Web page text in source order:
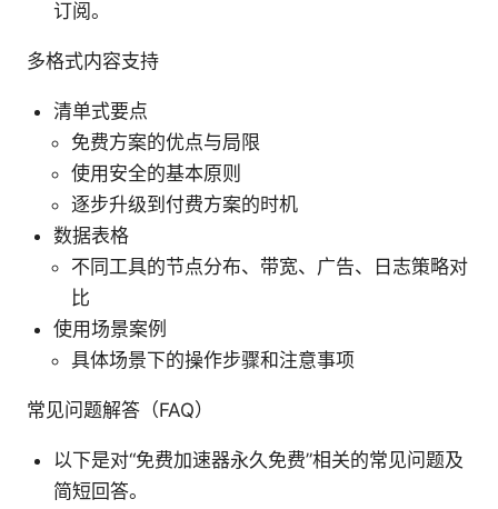
订阅。
多格式内容支持
清单式要点
免费方案的优点与局限
使用安全的基本原则
逐步升级到付费方案的时机
数据表格
不同工具的节点分布、带宽、广告、日志策略对
比
使用场景案例
具体场景下的操作步骤和注意事项
常见问题解答（FAQ）
以下是对“免费加速器永久免费”相关的常见问题及
简短回答。